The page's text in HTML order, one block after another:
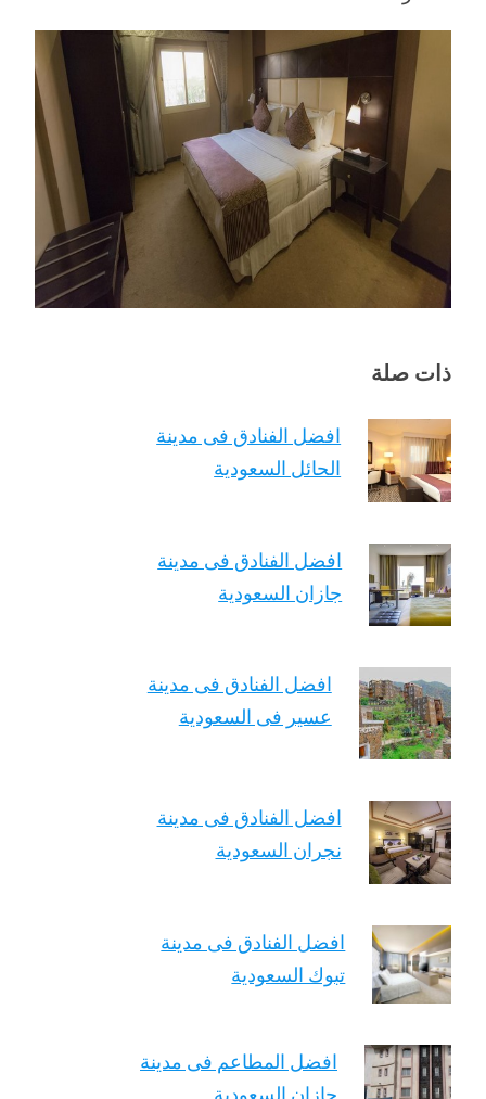
ذات صلة
افضل الفنادق فى مدينة
الحائل السعودية
افضل الفنادق فى مدينة
جازان السعودية
افضل الفنادق فى مدينة
عسير فى السعودية
افضل الفنادق فى مدينة
نجران السعودية
افضل الفنادق فى مدينة
تبوك السعودية
افضل المطاعم فى مدينة
جازان السعودية